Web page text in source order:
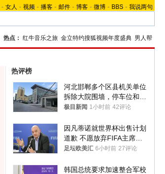
- 女人 - 视频 - 播客 - 邮件 - 博客 - 微博 - BBS - 我说两句
热点： 红牛音乐之旅 金立特约搜狐视频年度盛典 男人帮
热评榜
河北邯郸多个区县机关单位
拆除大院围墙，停车位和厕
所免费开放，当地多部门回
极目新闻 1小时前 42评论
因凡蒂诺就世界杯出售计划
道歉 不愿放弃FIFA主席职
位
足坛欧美汇 6小时前 27评论
韩国总统要求加速整合军校